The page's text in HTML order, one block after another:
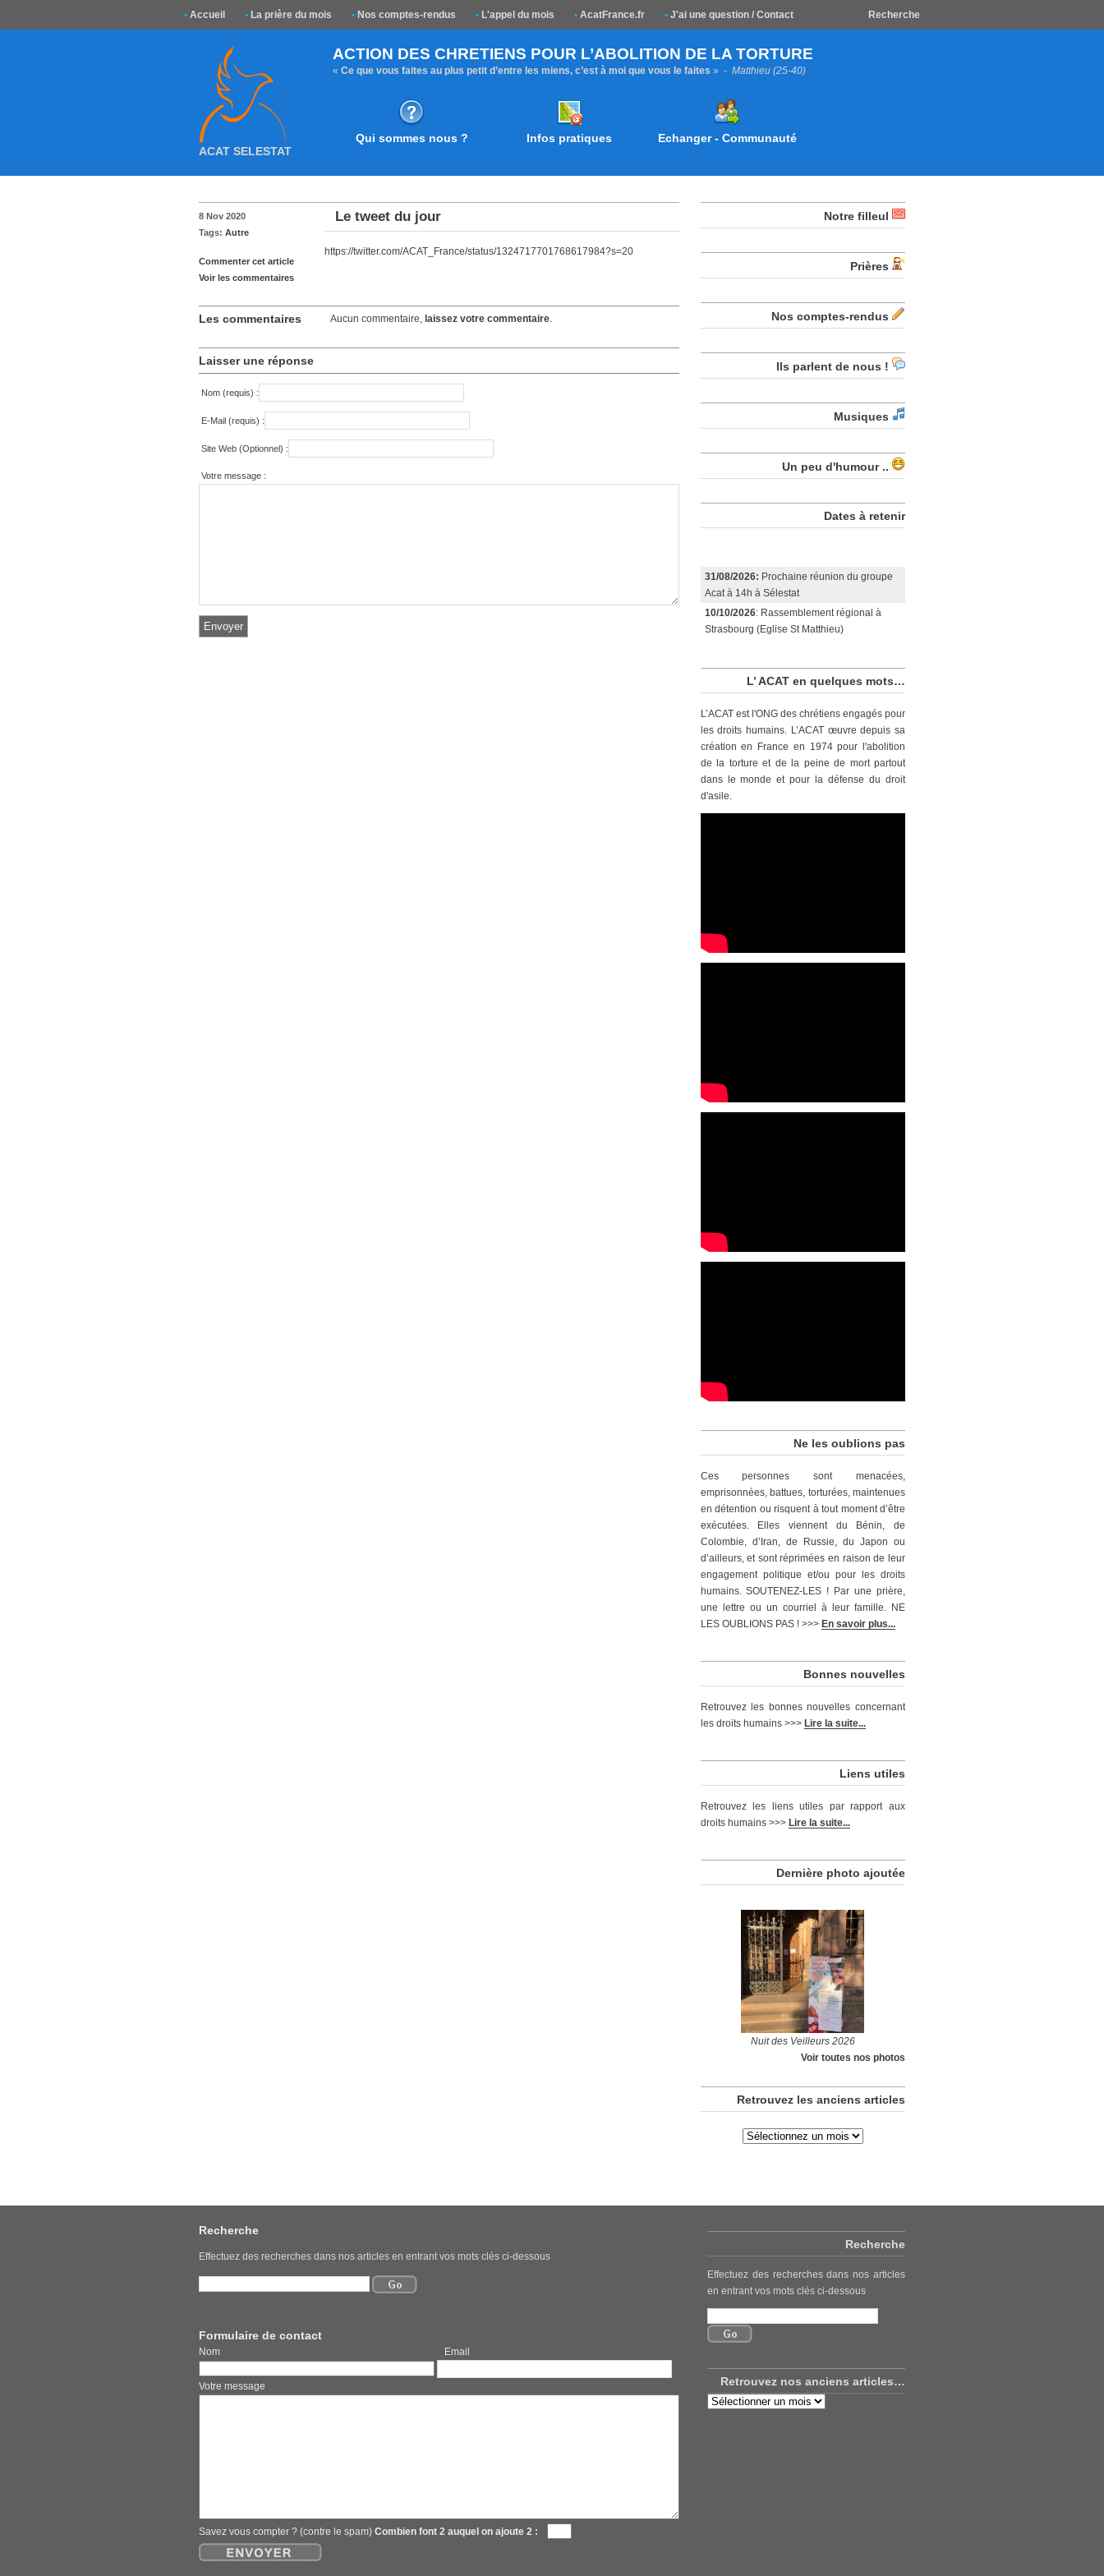
• Accueil • La prière du mois • Nos comptes-rendus • L'appel du mois • AcatFrance.fr • J'ai une question / Contact Recherche
ACAT SELESTAT
ACTION DES CHRETIENS POUR L’ABOLITION DE LA TORTURE
« Ce que vous faites au plus petit d’entre les miens, c’est à moi que vous le faites » - Matthieu (25-40)
Qui sommes nous ? Infos pratiques Echanger - Communauté
8 Nov 2020
Tags: Autre
Commenter cet article
Voir les commentaires
Le tweet du jour
https://twitter.com/ACAT_France/status/1324717701768617984?s=20
Les commentaires Aucun commentaire, laissez votre commentaire.
Laisser une réponse
Nom (requis) :
E-Mail (requis) :
Site Web (Optionnel) :
Votre message :
Notre filleul
Prières
Nos comptes-rendus
Ils parlent de nous !
Musiques
Un peu d'humour ..
Dates à retenir
31/08/2026: Prochaine réunion du groupe
Acat à 14h à Sélestat
10/10/2026: Rassemblement régional à
Strasbourg (Eglise St Matthieu)
L’ ACAT en quelques mots…
L’ACAT est l'ONG des chrétiens engagés pour
les droits humains. L’ACAT œuvre depuis sa
création en France en 1974 pour l'abolition
de la torture et de la peine de mort partout
dans le monde et pour la défense du droit
d'asile.
Ne les oublions pas
Ces personnes sont menacées,
emprisonnées, battues, torturées, maintenues
en détention ou risquent à tout moment d’être
exécutées. Elles viennent du Bénin, de
Colombie, d’Iran, de Russie, du Japon ou
d’ailleurs, et sont réprimées en raison de leur
engagement politique et/ou pour les droits
humains. SOUTENEZ-LES ! Par une prière,
une lettre ou un courriel à leur famille. NE
LES OUBLIONS PAS ! >>> En savoir plus...
Bonnes nouvelles
Retrouvez les bonnes nouvelles concernant
les droits humains >>> Lire la suite...
Liens utiles
Retrouvez les liens utiles par rapport aux
droits humains >>> Lire la suite...
Dernière photo ajoutée
Nuit des Veilleurs 2026
Voir toutes nos photos
Retrouvez les anciens articles
Recherche
Effectuez des recherches dans nos articles en entrant vos mots clés ci-dessous
Formulaire de contact
Nom Email
Votre message
Savez vous compter ? (contre le spam) Combien font 2 auquel on ajoute 2 :
Recherche
Effectuez des recherches dans nos articles
en entrant vos mots clés ci-dessous
Retrouvez nos anciens articles…
Retrouvez